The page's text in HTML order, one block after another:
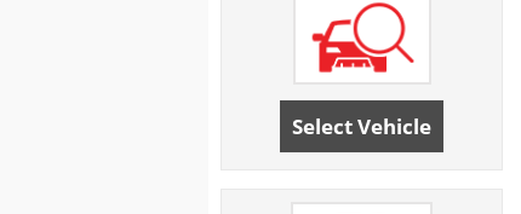
Select Vehicle